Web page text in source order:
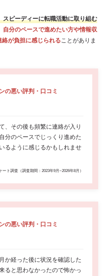
ピーディーに転職活動に取り組む
自分のペースで進めたい方や情報収
が負担に感じられる ことがありま
の悪い評判・口コミ
、その後も頻繁に連絡が入り
分のペースでじっくり進めた
るように感じるかもしれませ
ート調査（調査期間：2023年9月~2026年8月）
の悪い評判・口コミ
か経った後に状況を確認した
ると思わなかったので怖かっ